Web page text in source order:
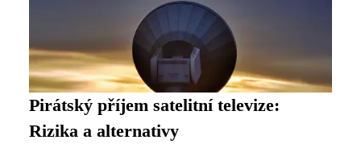
Pirátský příjem satelitní televize:
Rizika a alternativy